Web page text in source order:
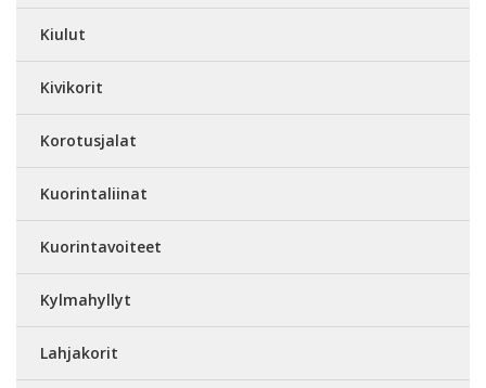
Kiulut
Kivikorit
Korotusjalat
Kuorintaliinat
Kuorintavoiteet
Kylmahyllyt
Lahjakorit